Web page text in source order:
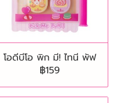
โอดีบีโอ พิก มี! ไทนี พัฟ
฿159